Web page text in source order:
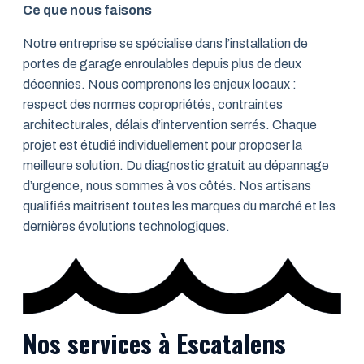
Ce que nous faisons
Notre entreprise se spécialise dans l’installation de
portes de garage enroulables depuis plus de deux
décennies. Nous comprenons les enjeux locaux :
respect des normes copropriétés, contraintes
architecturales, délais d’intervention serrés. Chaque
projet est étudié individuellement pour proposer la
meilleure solution. Du diagnostic gratuit au dépannage
d’urgence, nous sommes à vos côtés. Nos artisans
qualifiés maitrisent toutes les marques du marché et les
dernières évolutions technologiques.
Nos services à Escatalens